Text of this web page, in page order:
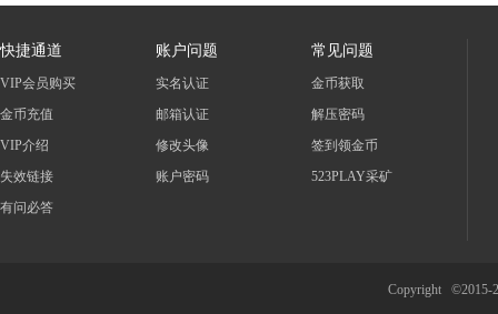
快捷通道
VIP会员购买
金币充值
VIP介绍
失效链接
有问必答
账户问题
实名认证
邮箱认证
修改头像
账户密码
常见问题
金币获取
解压密码
签到领金币
523PLAY采矿
Copyright ©2015-